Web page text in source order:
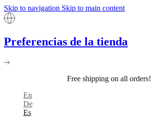
Skip to navigation Skip to main content
Preferencias de la tienda
Free shipping on all orders!
En
De
Es